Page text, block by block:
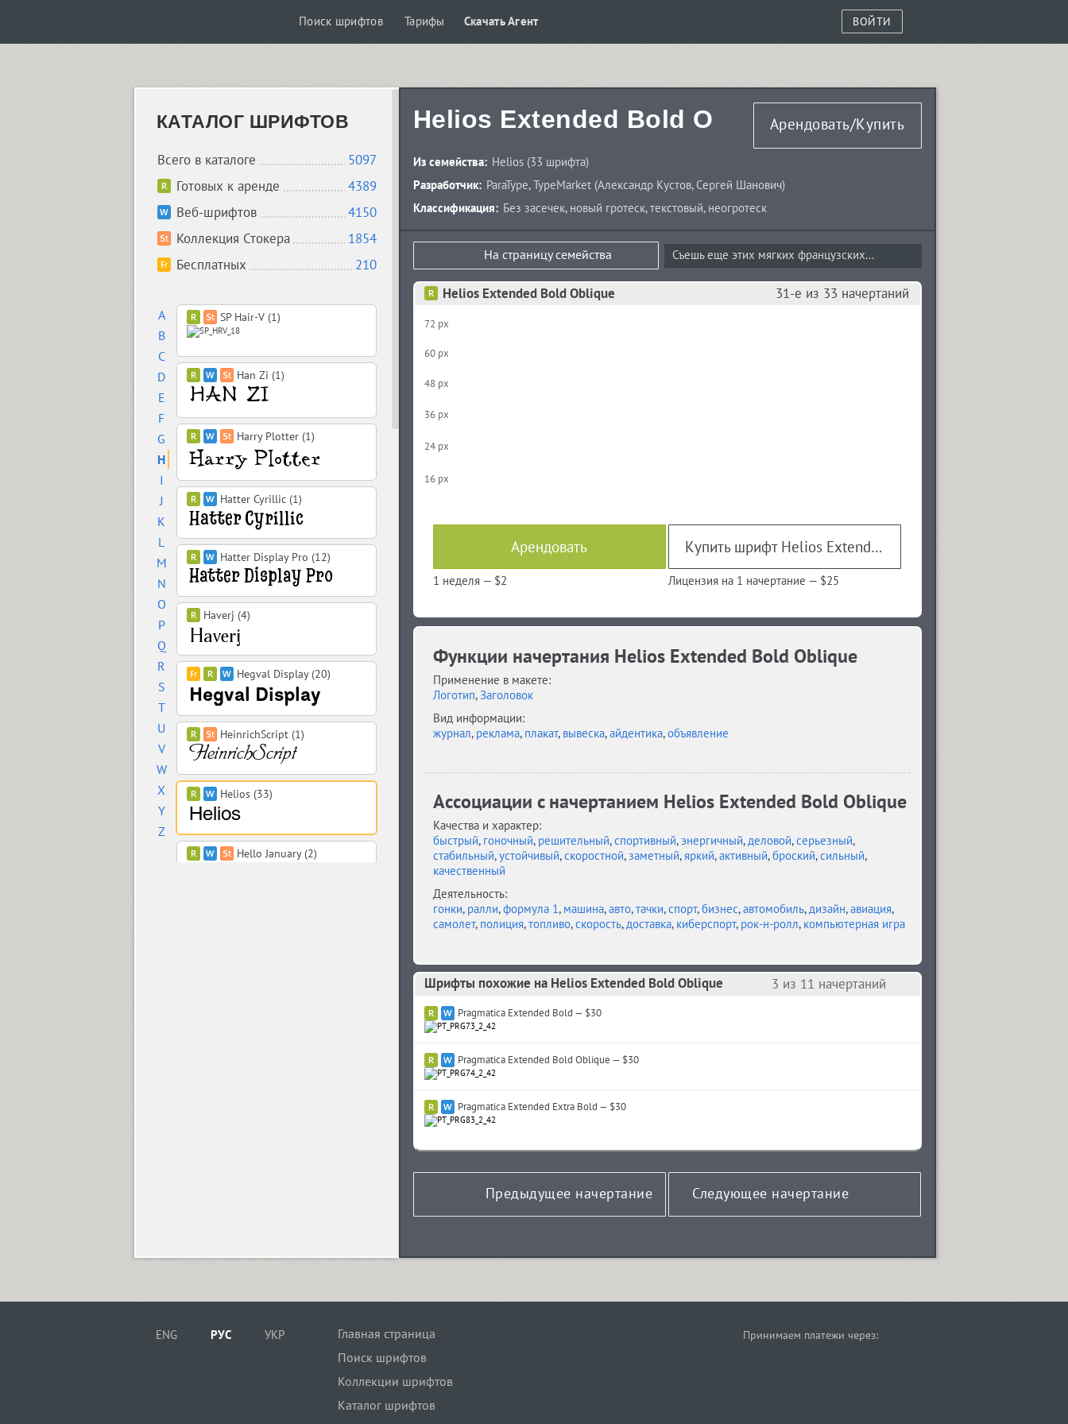
Поиск шрифтов Тарифы Скачать Агент ВОЙТИ
КАТАЛОГ ШРИФТОВ
Всего в каталоге
5097
Готовых к аренде
4389
Веб-шрифтов
4150
Коллекция Стокера
1854
Бесплатных
210
A
B
C
D
E
F
G
H
I
J
K
L
M
N
O
P
Q
R
S
T
U
V
W
X
Y
Z
SP Hair-V (1)
Han Zi (1)
Harry Plotter (1)
Hatter Cyrillic (1)
Hatter Display Pro (12)
Haverj (4)
Hegval Display (20)
HeinrichScript (1)
Helios (33)
Hello January (2)
Homenko (4)
Helios Extended Bold ObliqueАрендовать/Купить
Из семейства: Helios (33 шрифта)
Разработчик: ParaType,TypeMarket(Александр Кустов, Сергей Шанович)
Классификация: Без засечек, новый гротеск,текстовый, неогротеск
На страницу семейства Съешь еще этих мягких французских...
Helios Extended Bold Oblique 31-е из 33 начертаний
72 px
60 px
48 px
36 px
24 px
16 px
Арендовать
1 неделя — $2
Купить шрифт Helios Extended Bold Oblique
Лицензия на 1 начертание — $25
Функции начертания Helios Extended Bold Oblique
Применение в макете:
Логотип,Заголовок
Вид информации:
журнал, реклама, плакат, вывеска,айдентика,объявление
Ассоциации c начертанием Helios Extended Bold Oblique
Качества и характер:
быстрый, гоночный, решительный,спортивный,энергичный,деловой,серьезный,
стабильный,устойчивый,скоростной,заметный,яркий,активный,броский,сильный,
качественный
Деятельность:
гонки, ралли,формула 1, машина,авто,тачки,спорт,бизнес,автомобиль,дизайн,авиация,
самолет, полиция,топливо,скорость,доставка, киберспорт, рок-н-ролл, компьютерная игра
Шрифты похожие на Helios Extended Bold Oblique 3 из 11 начертаний
Pragmatica Extended Bold — $30
Pragmatica Extended Bold Oblique — $30
Pragmatica Extended Extra Bold — $30
Предыдущее начертание Следующее начертание
ENG РУС УКР
Главная страница
Поиск шрифтов
Коллекции шрифтов
Каталог шрифтов
Принимаем платежи через: